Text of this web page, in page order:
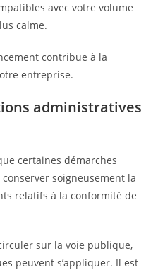
avec votre volume
calme.
contribue à la
entreprise.
administratives
certaines démarches
soigneusement la
relatifs à la conformité de
sur la voie publique,
peuvent s’appliquer. Il est